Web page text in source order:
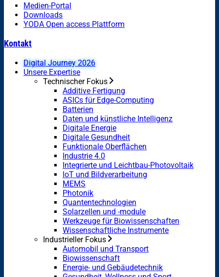
Medien-Portal
Downloads
YODA Open access Plattform
Kontakt
Digital Journey 2026
Unsere Expertise
Technischer Fokus
Additive Fertigung
ASICs für Edge-Computing
Batterien
Daten und künstliche Intelligenz
Digitale Energie
Digitale Gesundheit
Funktionale Oberflächen
Industrie 4.0
Integrierte und Leichtbau-Photovoltaik
IoT und Bildverarbeitung
MEMS
Photonik
Quantentechnologien
Solarzellen und -module
Werkzeuge für Biowissenschaften
Wissenschaftliche Instrumente
Industrieller Fokus
Automobil und Transport
Biowissenschaft
Energie- und Gebäudetechnik